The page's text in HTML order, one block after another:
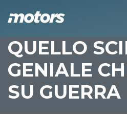
QUELLO
GENIALE
SU